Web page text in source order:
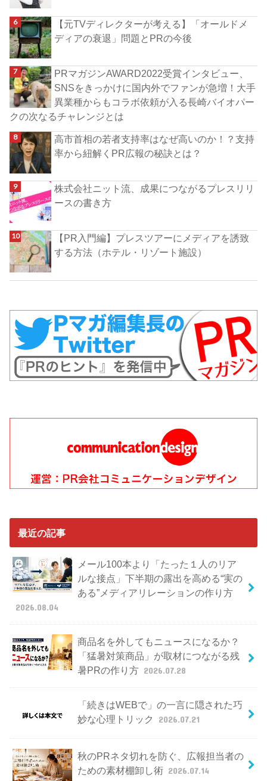
【元TVディレクターが考える】「オールドメ
ディアの衰退」問題とPRの今後
PRマガジンAWARD2022受賞インタビュー、
SNSをきっかけに国内外でファンが急増！大手
異業種からもコラボ依頼が入る長崎バイオパー
クの次なるチャレンジとは
高市首相の若者支持率はなぜ高いのか！？支持
率から紐解くPR広報の秘訣とは？
株式会社ニット流、成果につながるプレスリリ
ースの書き方
【PR入門編】プレスツアーにメディアを誘致
する方法（ホテル・リゾート施設）
最近の記事
メール100本より「たった１人のリア
ルな接点」下半期の露出を高める“実の
ある”メディアリレーションの作り方
2026.08.04
商品名を外してもニュースになるか？
「猛暑対策商品」が取材につながる残
暑PRの作り方 2026.07.28
「続きはWEBで」の一言に隠された巧
妙な心理トリック
2026.07.21
秋のPRネタ切れを防ぐ、広報担当者の
ための素材棚卸し術 2026.07.14